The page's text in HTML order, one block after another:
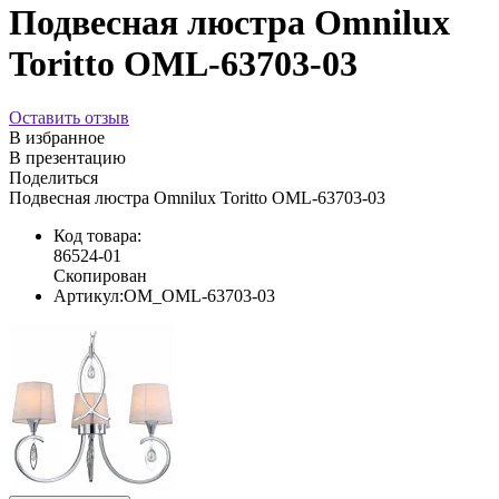
Подвесная люстра Omnilux
Toritto OML-63703-03
Оставить отзыв
В избранное
В презентацию
Поделиться
Подвесная люстра Omnilux Toritto OML-63703-03
Код товара:
86524-01
Скопирован
Артикул:OM_OML-63703-03